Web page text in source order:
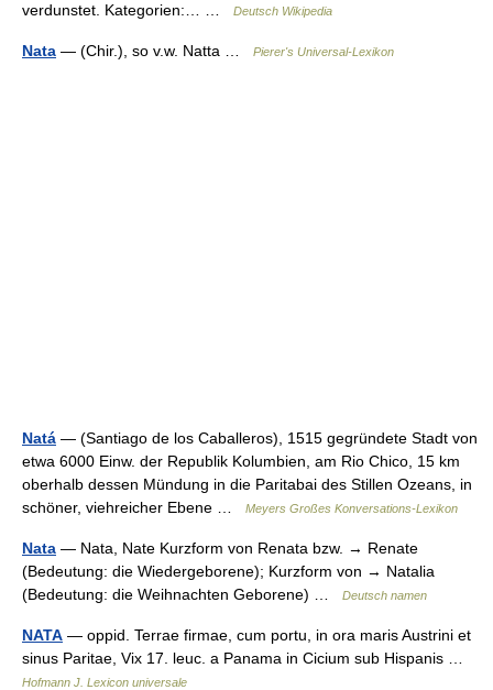
verdunstet. Kategorien:… …
Deutsch Wikipedia
Nata — (Chir.), so v.w. Natta … Pierer's Universal-Lexikon
Natá — (Santiago de los Caballeros), 1515 gegründete Stadt von
etwa 6000 Einw. der Republik Kolumbien, am Rio Chico, 15 km
oberhalb dessen Mündung in die Paritabai des Stillen Ozeans, in
schöner, viehreicher Ebene …
Meyers Großes Konversations-Lexikon
Nata — Nata, Nate Kurzform von Renata bzw. → Renate
(Bedeutung: die Wiedergeborene); Kurzform von → Natalia
(Bedeutung: die Weihnachten Geborene) …
Deutsch namen
NATA — oppid. Terrae firmae, cum portu, in ora maris Austrini et
sinus Paritae, Vix 17. leuc. a Panama in Cicium sub Hispanis …
Hofmann J. Lexicon universale